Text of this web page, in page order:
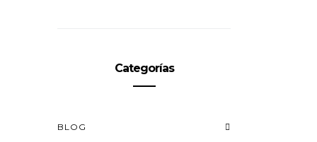
Categorías
BLOG